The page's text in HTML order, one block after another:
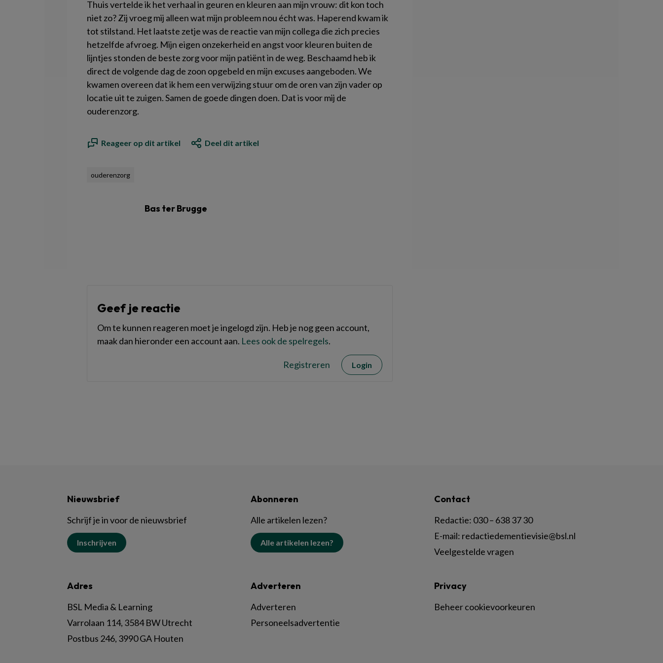
Thuis vertelde ik het verhaal in geuren en kleuren aan mijn vrouw: dit kon toch
niet zo? Zij vroeg mij alleen wat mijn probleem nou écht was. Haperend kwam ik
tot stilstand. Het laatste zetje was de reactie van mijn collega die zich precies
hetzelfde afvroeg. Mijn eigen onzekerheid en angst voor kleuren buiten de
lijntjes stonden de beste zorg voor mijn patiënt in de weg. Beschaamd heb ik
direct de volgende dag de zoon opgebeld en mijn excuses aangeboden. We
kwamen overeen dat ik hem een verwijzing stuur om de oren van zijn vader op
locatie uit te zuigen. Samen de goede dingen doen. Dat is voor mij de
ouderenzorg.
Reageer op dit artikel Deel dit artikel
ouderenzorg
Bas ter Brugge
Geef je reactie
Om te kunnen reageren moet je ingelogd zijn. Heb je nog geen account,
maak dan hieronder een account aan. Lees ook de spelregels.
Registreren Login
Nieuwsbrief
Schrijf je in voor de nieuwsbrief
Inschrijven
Abonneren
Alle artikelen lezen?
Alle artikelen lezen?
Contact
Redactie: 030 – 638 37 30
E-mail: redactiedementievisie@bsl.nl
Veelgestelde vragen
Adres
BSL Media & Learning
Varrolaan 114, 3584 BW Utrecht
Postbus 246, 3990 GA Houten
Adverteren
Adverteren
Personeelsadvertentie
Privacy
Beheer cookievoorkeuren